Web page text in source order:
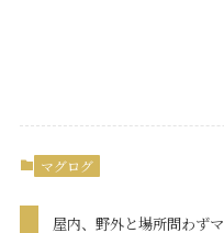
マグログ
屋内、野外と場所問わずマ